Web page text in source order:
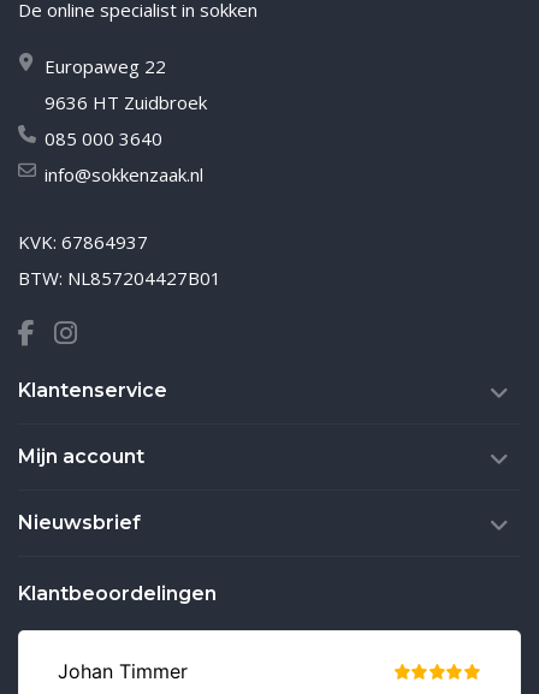
De online specialist in sokken
Europaweg 22
9636 HT Zuidbroek
085 000 3640
info@sokkenzaak.nl
KVK: 67864937
BTW: NL857204427B01
Klantenservice
Mijn account
Nieuwsbrief
Klantbeoordelingen